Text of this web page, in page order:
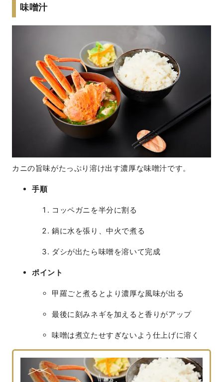
味噌汁
カニの旨味がたっぷり溶け出す濃厚な味噌汁です。
手順
コッペガニを半分に割る
鍋に水を張り、中火で煮る
ダシが出たら味噌を溶いて完成
ポイント
甲羅ごと煮るとより濃厚な風味が出る
最後に刻みネギを加えると香りがアップ
味噌は煮立たせすぎないよう仕上げに溶く